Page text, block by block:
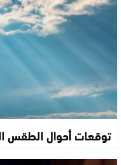
توقعات أحوال الطقس